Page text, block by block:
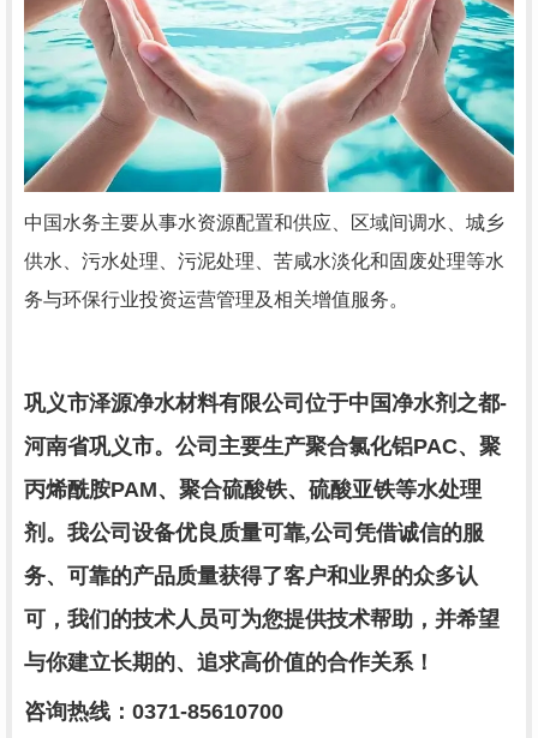
中国水务主要从事水资源配置和供应、区域间调水、城乡
供水、污水处理、污泥处理、苦咸水淡化和固废处理等水
务与环保行业投资运营管理及相关增值服务。
巩义市泽源净水材料有限公司位于中国净水剂之都-
河南省巩义市。公司主要生产聚合氯化铝PAC、聚
丙烯酰胺PAM、聚合硫酸铁、硫酸亚铁等水处理
剂。 我公司设备优良质量可靠,公司凭借诚信的服
务、可靠的产品质量获得了客户和业界的众多认
可， 我们的技术人员可为您提供技术帮助，并希望
与你建立长期的、追求高价值的合作关系！
咨询热线： 0371-85610700